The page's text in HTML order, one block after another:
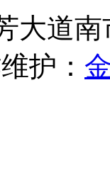
大道
护：